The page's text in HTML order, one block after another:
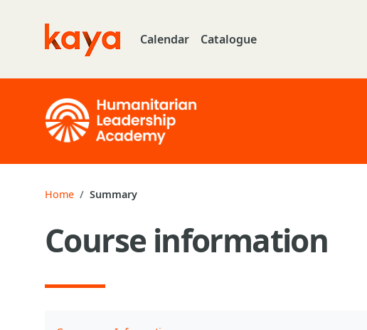
Go to home Calendar Catalogue
Home Summary
Course information